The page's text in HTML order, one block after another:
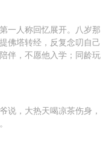
一人称回忆展开。八岁那
佛塔转经，反复念叨自己
伴，不愿他入学；同龄玩
说，大热天喝凉茶伤身，